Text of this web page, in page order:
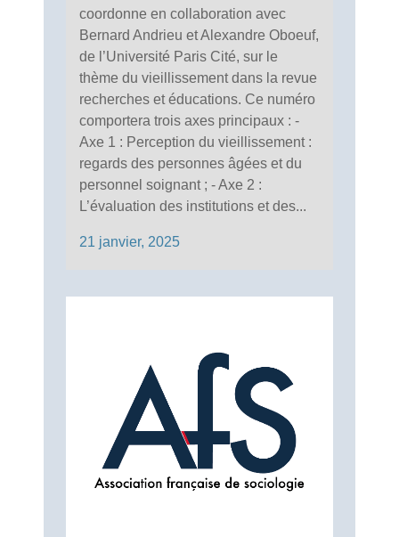
coordonne en collaboration avec
Bernard Andrieu et Alexandre Oboeuf,
de l’Université Paris Cité, sur le
thème du vieillissement dans la revue
recherches et éducations. Ce numéro
comportera trois axes principaux : -
Axe 1 : Perception du vieillissement :
regards des personnes âgées et du
personnel soignant ; - Axe 2 :
L’évaluation des institutions et des...
21 janvier, 2025